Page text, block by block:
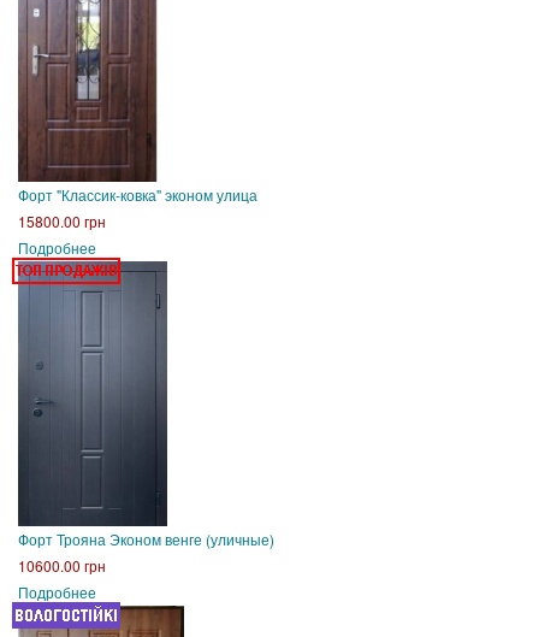
Форт "Классик-ковка" эконом улица
15800.00 грн
Подробнее
Форт Трояна Эконом венге (уличные)
10600.00 грн
Подробнее